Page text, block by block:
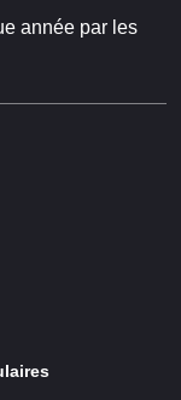
année par les